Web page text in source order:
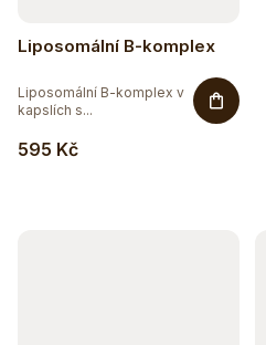
Liposomální B-komplex
595 Kč
Liposomální B-komplex v
kapslích s...
Hydratujte chytře 💦